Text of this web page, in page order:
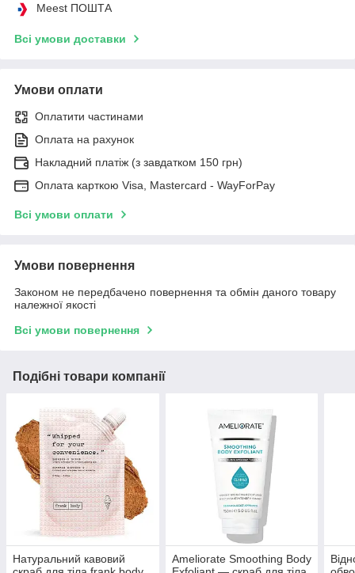
Meest ПОШТА
Всі умови доставки
Умови оплати
Оплатити частинами
Оплата на рахунок
Накладний платіж (з завдатком 150 грн)
Оплата карткою Visa, Mastercard - WayForPay
Всі умови оплати
Умови повернення
Законом не передбачено повернення та обмін даного товару
належної якості
Всі умови повернення
Подібні товари компанії
Натуральний кавовий
Ameliorate Smoothing Body